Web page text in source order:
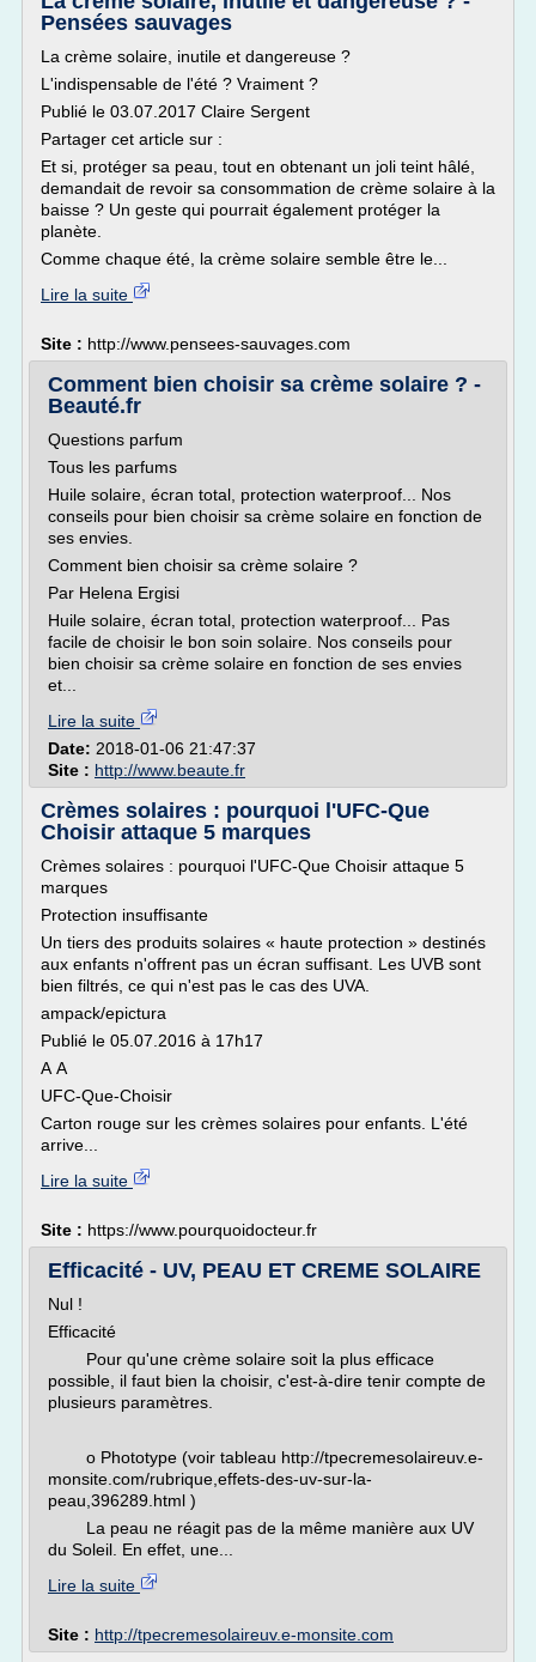
Pensées sauvages
La crème solaire, inutile et dangereuse ?
L'indispensable de l'été ? Vraiment ?
Publié le 03.07.2017 Claire Sergent
Partager cet article sur :
Et si, protéger sa peau, tout en obtenant un joli teint hâlé,
demandait de revoir sa consommation de crème solaire à la
baisse ? Un geste qui pourrait également protéger la
planète.
Comme chaque été, la crème solaire semble être le...
Lire la suite
Site : http://www.pensees-sauvages.com
Comment bien choisir sa crème solaire ? -
Beauté.fr
Questions parfum
Tous les parfums
Huile solaire, écran total, protection waterproof... Nos
conseils pour bien choisir sa crème solaire en fonction de
ses envies.
Comment bien choisir sa crème solaire ?
Par Helena Ergisi
Huile solaire, écran total, protection waterproof... Pas
facile de choisir le bon soin solaire. Nos conseils pour
bien choisir sa crème solaire en fonction de ses envies
et...
Lire la suite
Date: 2018-01-06 21:47:37
Site : http://www.beaute.fr
Crèmes solaires : pourquoi l'UFC-Que
Choisir attaque 5 marques
Crèmes solaires : pourquoi l'UFC-Que Choisir attaque 5
marques
Protection insuffisante
Un tiers des produits solaires « haute protection » destinés
aux enfants n'offrent pas un écran suffisant. Les UVB sont
bien filtrés, ce qui n'est pas le cas des UVA.
ampack/epictura
Publié le 05.07.2016 à 17h17
A A
UFC-Que-Choisir
Carton rouge sur les crèmes solaires pour enfants. L'été
arrive...
Lire la suite
Site : https://www.pourquoidocteur.fr
Efficacité - UV, PEAU ET CREME SOLAIRE
Nul !
Efficacité
Pour qu'une crème solaire soit la plus efficace
possible, il faut bien la choisir, c'est-à-dire tenir compte de
plusieurs paramètres.
o Phototype (voir tableau http://tpecremesolaireuv.e-
monsite.com/rubrique,effets-des-uv-sur-la-
peau,396289.html )
La peau ne réagit pas de la même manière aux UV
du Soleil. En effet, une...
Lire la suite
Site : http://tpecremesolaireuv.e-monsite.com